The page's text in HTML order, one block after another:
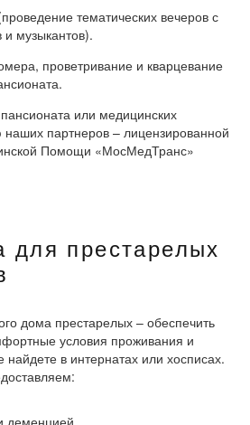
тематических вечеров с
и музыкантов).
проветривание и кварцевание
или медицинских
партнеров – лицензированной
Помощи «МосМедТранс»
для престарелых
дома престарелых – обеспечить
условия проживания и
найдете в интернатах или хосписах.